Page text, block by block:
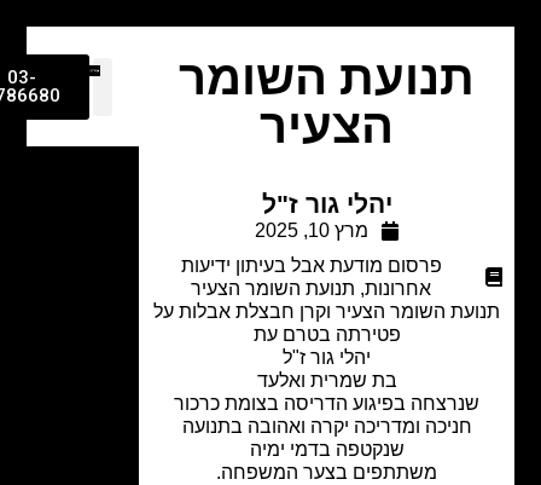
תנועת השומר
הצעיר
יהלי גור ז"ל
מרץ 10, 2025
פרסום מודעת אבל בעיתון ידיעות
אחרונות,תנועת השומר הצעיר
השומר הצעיר וקרן חבצלת אבלות על
פטירתה בטרם עת
יהלי גור ז"ל
בת שמרית ואלעד
בפיגוע הדריסה בצומת כרכור
חניכה ומדריכה יקרה ואהובה בתנועה
שנקטפה בדמי ימיה
משתתפים בצער המשפחה.
03-
9786680